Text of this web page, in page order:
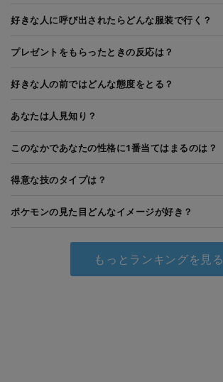
好きな人に呼び出されたらどんな服装で行く？
プレゼントをもらったときの反応は？
好きな人の前ではどんな態度をとる？
あなたは人見知り？
このなかであなたの性格に1番当てはまるのは？
得意な技のタイプは？
ポケモンの見た目どんなイメージが好き？
もっとランキングを見る